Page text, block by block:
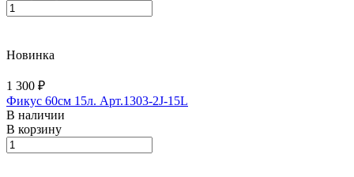
Новинка
1 300 ₽
Фикус 60см 15л. Арт.1303-2J-15L
В наличии
В корзину